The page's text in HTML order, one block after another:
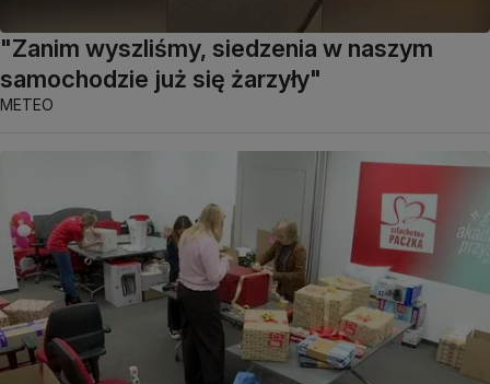
"Zanim wyszliśmy, siedzenia w naszym
samochodzie już się żarzyły"
METEO